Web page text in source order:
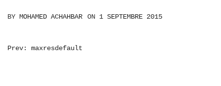
BY MOHAMED ACHAHBAR ON 1 SEPTEMBRE 2015
NAVIGATION
Prev: maxresdefault